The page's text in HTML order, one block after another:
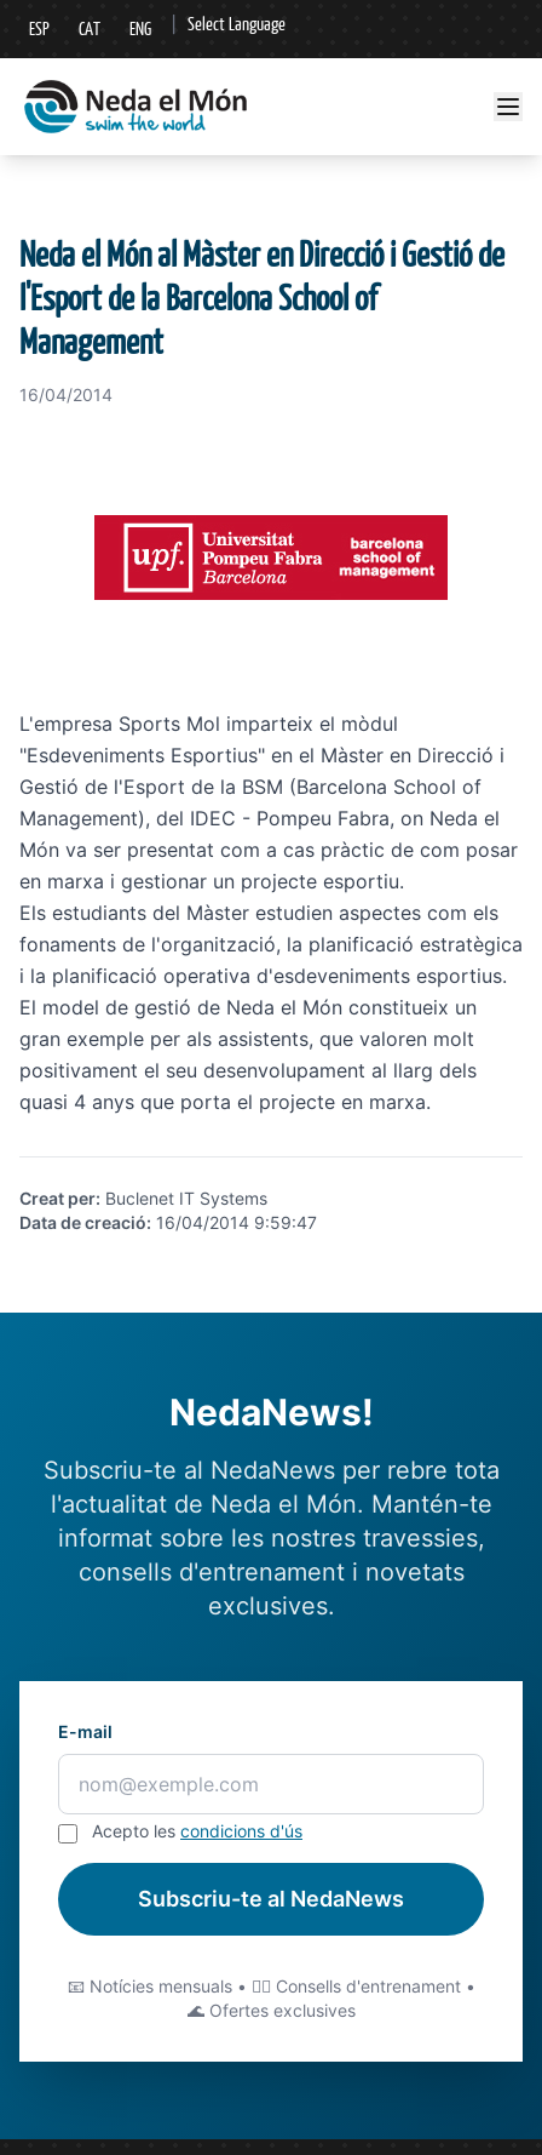
ESP CAT ENG Select Language
▼
Neda el Món al Màster en Direcció i Gestió de
l'Esport de la Barcelona School of
Management
16/04/2014
L'empresa Sports Mol imparteix el mòdul
"Esdeveniments Esportius" en el Màster en Direcció i
Gestió de l'Esport de la BSM (Barcelona School of
Management), del IDEC - Pompeu Fabra, on Neda el
Món va ser presentat com a cas pràctic de com posar
en marxa i gestionar un projecte esportiu.
Els estudiants del Màster estudien aspectes com els
fonaments de l'organització, la planificació estratègica
i la planificació operativa d'esdeveniments esportius.
El model de gestió de Neda el Món constitueix un
gran exemple per als assistents, que valoren molt
positivament el seu desenvolupament al llarg dels
quasi 4 anys que porta el projecte en marxa.
Creat per: Buclenet IT Systems
Data de creació: 16/04/2014 9:59:47
NedaNews!
Subscriu-te al NedaNews per rebre tota
l'actualitat de Neda el Món. Mantén-te
informat sobre les nostres travessies,
consells d'entrenament i novetats
exclusives.
E-mail
Acepto les condicions d'ús
Subscriu-te al NedaNews
📧 Notícies mensuals • 🏊‍♂️ Consells d'entrenament •
🌊 Ofertes exclusives